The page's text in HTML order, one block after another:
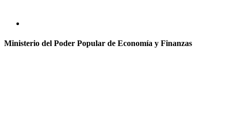
Ministerio del Poder Popular de Economía y Finanzas